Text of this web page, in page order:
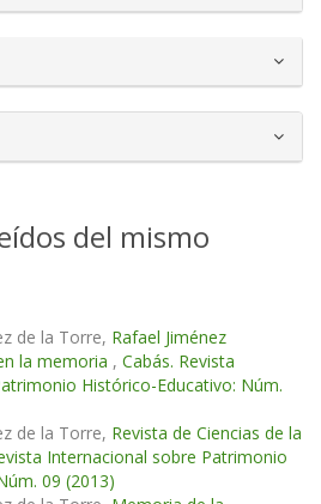
del mismo
de la Torre, Rafael Jiménez
la memoria , Cabás. Revista
Histórico-Educativo: Núm.
de la Torre, Revista de Ciencias de la
Internacional sobre Patrimonio
09 (2013)